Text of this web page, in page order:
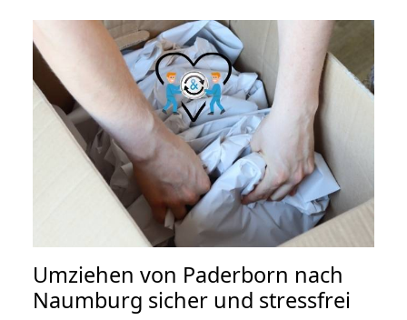
Umziehen von Paderborn nach
Naumburg sicher und stressfrei